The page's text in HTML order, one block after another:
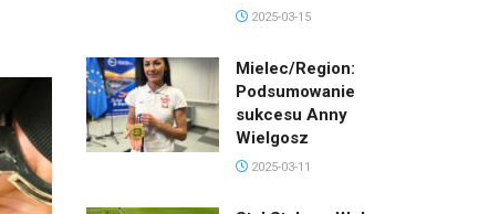
2025-03-15
Mielec/Region:
Podsumowanie
sukcesu Anny
Wielgosz
2025-03-11